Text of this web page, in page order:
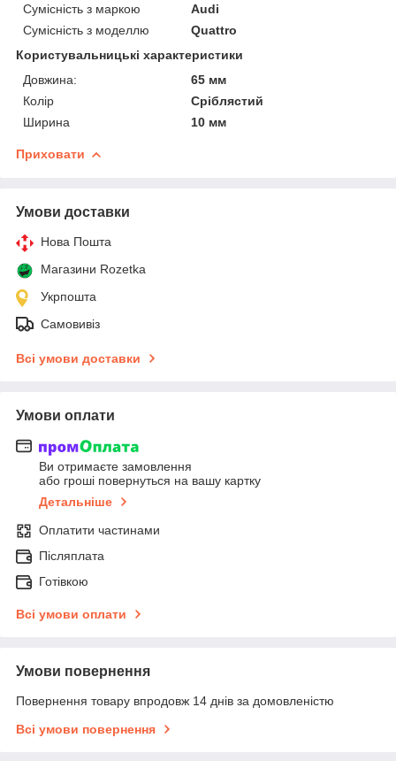
Сумісність з маркою
Audi
Сумісність з моделлю
Quattro
Користувальницькі характеристики
Довжина:
65 мм
Колір
Сріблястий
Ширина
10 мм
Приховати
Умови доставки
Нова Пошта
Магазини Rozetka
Укрпошта
Самовивіз
Всі умови доставки
Умови оплати
Ви отримаєте замовлення
або гроші повернуться на вашу картку
Детальніше
Оплатити частинами
Післяплата
Готівкою
Всі умови оплати
Умови повернення
Повернення товару впродовж 14 днів за домовленістю
Всі умови повернення